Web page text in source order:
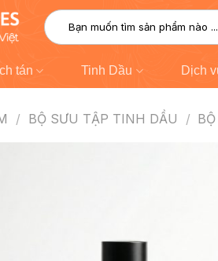
Tìm
kiếm:
tán Tinh Dầu Dịch
/ BỘ SƯU TẬP TINH DẦU /